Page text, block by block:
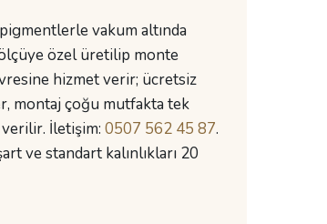
vakum altında
özel üretilip monte
hizmet verir; ücretsiz
montaj çoğu mutfakta tek
İletişim: 0507 562 45 87.
ve standart kalınlıkları 20